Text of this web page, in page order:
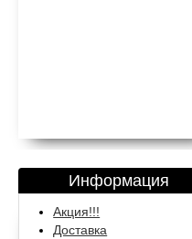
Информация
Акция!!!
Доставка